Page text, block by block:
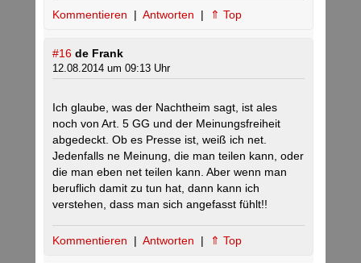
Kommentieren | Antworten | ⇑ Top
#16 de Frank
12.08.2014 um 09:13 Uhr
Ich glaube, was der Nachtheim sagt, ist ales
noch von Art. 5 GG und der Meinungsfreiheit
abgedeckt. Ob es Presse ist, weiß ich net.
Jedenfalls ne Meinung, die man teilen kann, oder
die man eben net teilen kann. Aber wenn man
beruflich damit zu tun hat, dann kann ich
verstehen, dass man sich angefasst fühlt!!
Kommentieren | Antworten | ⇑ Top